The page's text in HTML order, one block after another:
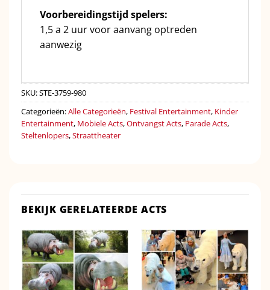
Voorbereidingstijd spelers:
1,5 a 2 uur voor aanvang optreden
aanwezig
SKU:STE-3759-980
Categorieën:Alle Categorieën, Festival Entertainment, Kinder
Entertainment, Mobiele Acts,Ontvangst Acts, Parade Acts,
Steltenlopers,Straattheater
BEKIJK GERELATEERDE ACTS